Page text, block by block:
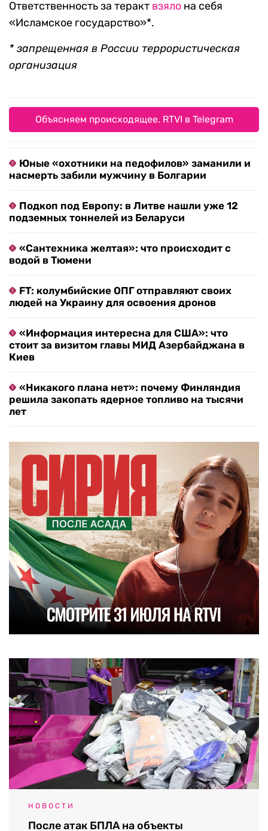
Ответственность за теракт взяло на себя
«Исламское государство»*.
* запрещенная в России террористическая
организация
Объясняем происходящее. RTVI в Telegram
Юные «охотники на педофилов» заманили и
насмерть забили мужчину в Болгарии
Подкоп под Европу: в Литве нашли уже 12
подземных тоннелей из Беларуси
«Сантехника желтая»: что происходит с
водой в Тюмени
FT: колумбийские ОПГ отправляют своих
людей на Украину для освоения дронов
«Информация интересна для США»: что
стоит за визитом главы МИД Азербайджана в
Киев
«Никакого плана нет»: почему Финляндия
решила закопать ядерное топливо на тысячи
лет
НОВОСТИ
После атак БПЛА на объекты